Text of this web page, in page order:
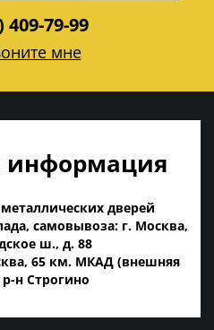
409-79-99
мне
информация
дверей
самовывоза: г. Москва,
ш., д. 88
65 км. МКАД (внешняя
н Строгино